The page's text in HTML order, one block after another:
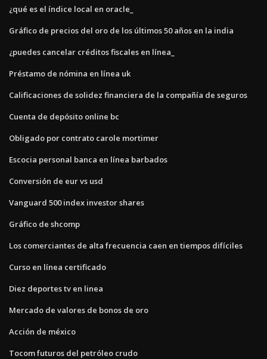
¿qué es el índice local en oracle_
Gráfico de precios del oro de los últimos 50 años en la india
¿puedes cancelar créditos fiscales en línea_
Préstamo de nómina en línea uk
Calificaciones de solidez financiera de la compañía de seguros
Cuenta de depósito online bc
Obligado por contrato carole mortimer
Escocia personal banca en línea barbados
Conversión de eur vs usd
Vanguard 500 index investor shares
Gráfico de shcomp
Los comerciantes de alta frecuencia caen en tiempos difíciles
Curso en línea certificado
Diez deportes tv en linea
Mercado de valores de bonos de oro
Acción de méxico
Tocom futuros del petróleo crudo